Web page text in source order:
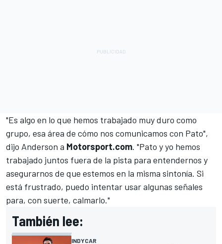
"Es algo en lo que hemos trabajado muy duro como
grupo, esa área de cómo nos comunicamos con Pato",
dijo Anderson a Motorsport.com. "Pato y yo hemos
trabajado juntos fuera de la pista para entendernos y
asegurarnos de que estemos en la misma sintonía. Si
está frustrado, puedo intentar usar algunas señales
para, con suerte, calmarlo."
También lee:
INDYCAR